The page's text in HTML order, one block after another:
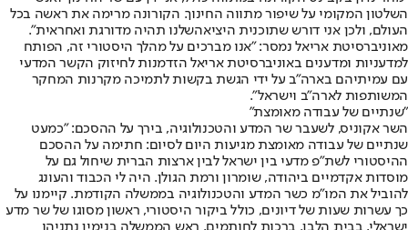
השלטון המקומי על שיפור מתווה החינוך. הקורונה מרימה את ראשה בכל
העולם, ולכן אני דורש שתוכנית היציאהשלנו תהיה מדורגת ואחראית".
מאוניברסיטת אריאל נמסר: "אנו מברכים על מהלך היסטורי זה, הפותח
למדעניות ומדענים באוניברסיטת אריאל הזדמנות לחיזוק הקשר המדעי
עם עמיתיהם בארה"ב על ידי הגשת בקשות לתמיכה מקרנות המחקר
המשותפות לארה"ב וישראל".
"שנתיים של עבודה מאומצת"
השר אקוניס, לשעבר שר המדע והטכנולוגיה, בירך על ההסכם: "כמעט
שנתיים של עבודה מאומצת מגיעות היום לסיום: חתימה על ההסכם
ההיסטורי לשת"פ מדעי בין ישראל לבין ארצות הברית שיחול גם על
מוסדות אקדמיים ביהודה, שומרון ורמת הגולן. היה לי הכבוד והעונג
להוביל את המו״מ כשר המדע והטכנולוגיה בממשלה הקודמת. קיימנו על
כך עשרות שעות של דיונים, כולל ביקור היסטורי, ראשון מסוגו של שר מדע
ישראלי, בבית הלבן. ברכות לחותמים, ראש הממשלה בנימין נתניהו